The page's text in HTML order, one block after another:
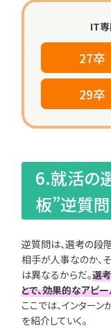
IT専
27卒
29卒
6.就活の
板”逆質
逆質問は、選考の段
相手が人事なのか、
は異なるからだ。選
とで、効果的なアピ
ここでは、インター
を紹介していく。